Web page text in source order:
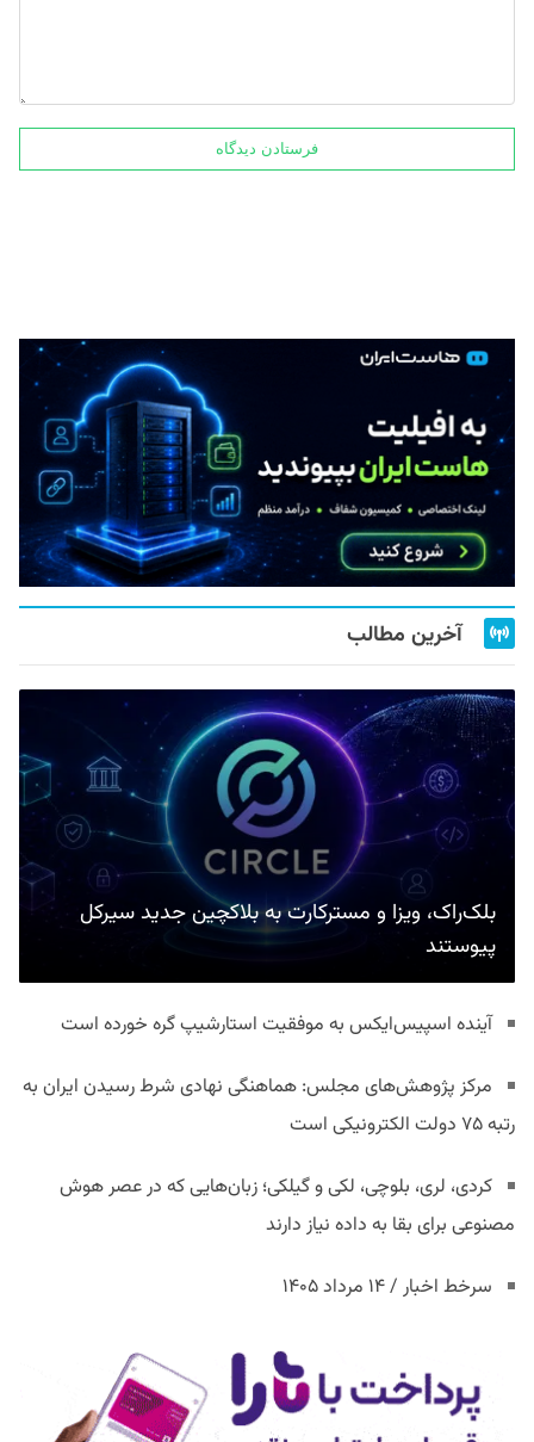
آخرین مطالب
بلک‌راک، ویزا و مسترکارت به بلاکچین جدید سیرکل
پیوستند
آینده اسپیس‌ایکس به موفقیت استارشیپ گره خورده است
مرکز پژوهش‌های مجلس: هماهنگی نهادی شرط رسیدن ایران به
رتبه ۷۵ دولت الکترونیکی است
کردی، لری، بلوچی، لکی و گیلکی؛ زبان‌هایی که در عصر هوش
مصنوعی برای بقا به داده نیاز دارند
سرخط اخبار / ۱۴ مرداد ۱۴۰۵